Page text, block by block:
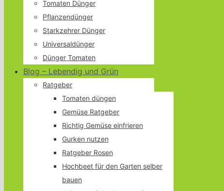
Tomaten Dünger
Pflanzendünger
Starkzehrer Dünger
Universaldünger
Dünger Tomaten
Blog – Lebendig und Grün
Ratgeber
Tomaten düngen
Gemüse Ratgeber
Richtig Gemüse einfrieren
Gurken nutzen
Ratgeber Rosen
Hochbeet für den Garten selber
bauen